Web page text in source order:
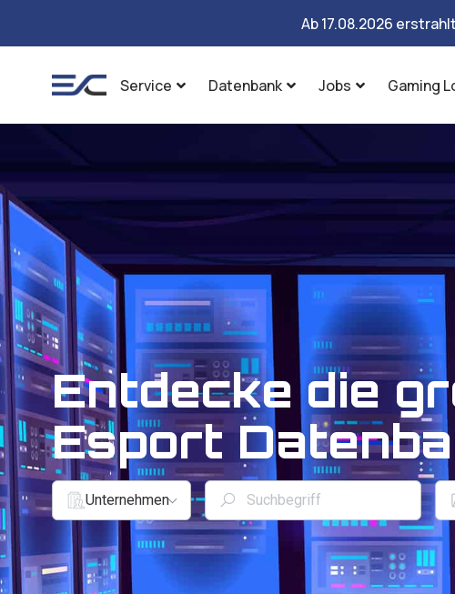
Ab 17.08.2026
Service Datenbank Jobs Gaming
Entdecke die
Esport
Unternehmen